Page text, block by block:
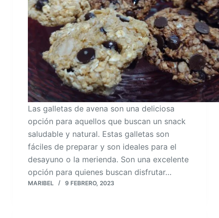
Las galletas de avena son una deliciosa
opción para aquellos que buscan un snack
saludable y natural. Estas galletas son
fáciles de preparar y son ideales para el
desayuno o la merienda. Son una excelente
opción para quienes buscan disfrutar…
MARIBEL 9 FEBRERO, 2023